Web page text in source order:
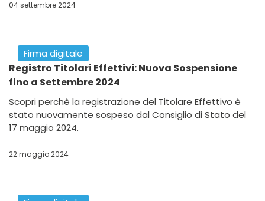
Firma Elettronica Qualificata: Cos’è, Come
Scopri tutto sulla Firma Elettronica Qualificata: cos'è,